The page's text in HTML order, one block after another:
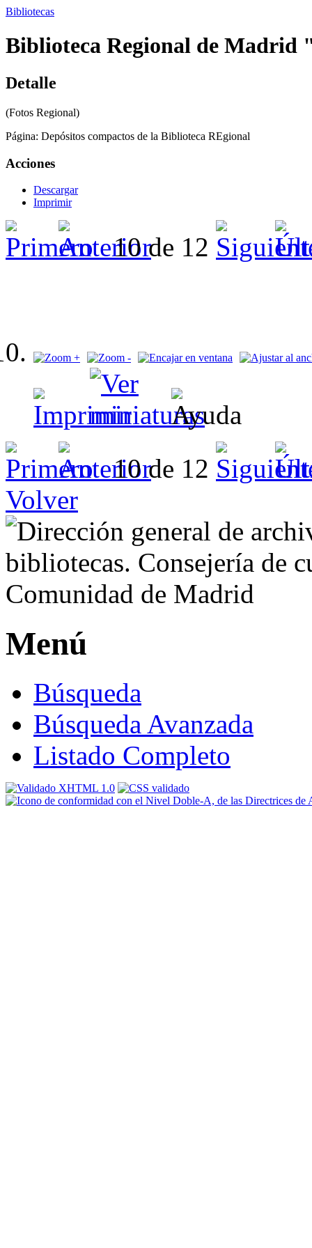
Bibliotecas
Biblioteca Regional de Madrid
Detalle
(Fotos Regional)
Página: Depósitos compactos de la Biblioteca REgional
Acciones
Descargar
Imprimir
10 de 12
10 de 12
Volver
Menú
Búsqueda
Búsqueda Avanzada
Listado Completo